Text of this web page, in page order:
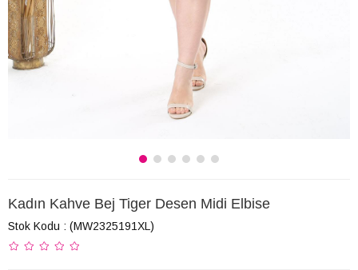
Kadın Kahve Bej Tiger Desen Midi Elbise
Stok Kodu (MW2325191XL)